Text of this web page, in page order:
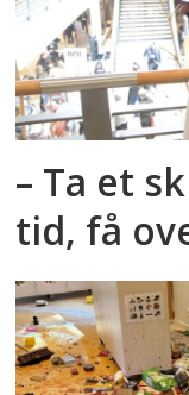
– Ta et
tid, få